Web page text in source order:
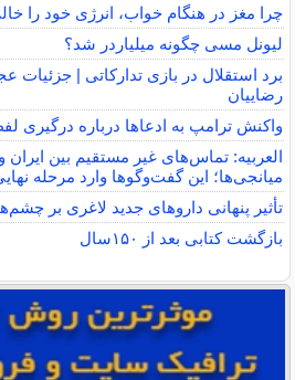
چرا مغز در هنگام خواب، انرژی خود را
لیونل مسی چگونه میلیاردر شد؟
برد استقلال در بازی تدارکاتی | جزئیات
رضاییان
واکنش ترامپ به ادعاها درباره
العربیه: تماس‌های غیر مستقیم بین ایران
میانجی‌ها؛ این گفت‌و‌گو‌ها وارد مرحله
تأثیر پنهانی داروهای جدید لاغری بر
بازگشت کتابی بعد از ۱۵۰سال